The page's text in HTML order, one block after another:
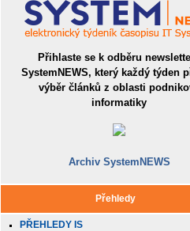
Přihlaste se k odběru
SystemNEWS, který každý týden
výběr článků z oblasti
informatiky
Archiv SystemNEWS
Přehledy
PŘEHLEDY IS